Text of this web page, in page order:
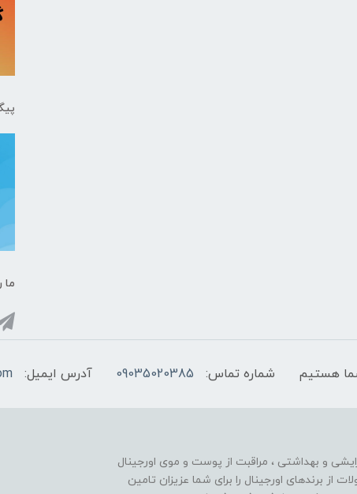
ما
شماره تماس: 09035020385 آدرس ایمیل:
و بهداشتی ، مراقبت از پوست و موی اورجینال
تنوع محصولات از برندهای اورجینال را برای شما عزیزان تامین